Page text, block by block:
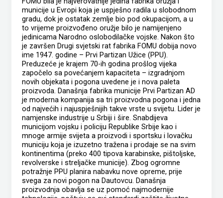
municije u Evropi koja je uspješno radila u slobodnom
gradu, dok je ostatak zemlje bio pod okupacijom, a u
to vrijeme proizvođeno oružje bilo je namijenjeno
jedinicama Narodno oslobodilačke vojske. Nakon što
je završen Drugi svjetski rat fabrika FOMU dobija novo
ime 1947. godine – Prvi Partizan Užice (PPU).
Preduzeće je krajem 70-ih godina prošlog vijeka
započelo sa povećanjem kapaciteta – izgradnjom
novih objekata i pogona uvedene je i nova paleta
proizvoda. Današnja fabrika municije Prvi Partizan AD
je moderna kompanija sa tri proizvodna pogona i jedna
od najvećih i najuspješnijih takve vrste u svijetu. Lider je
namjenske industrije u Srbiji i šire. Snabdijeva
municijom vojsku i policiju Republike Srbije kao i
mnoge armije svijeta a proizvodi i sportsku i lovačku
municiju koja je izuzetno tražena i prodaje se na svim
kontinentima (preko 400 tipova karabinske, pištoljske,
revolverske i streljačke municije). Zbog ogromne
potražnje PPU planira nabavku nove opreme, prije
svega za novi pogon na Dautovcu. Današnja
proizvodnja obavlja se uz pomoć najmodernije